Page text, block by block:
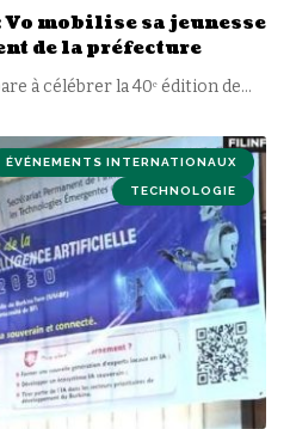
mobilise sa jeunesse
de la préfecture
à célébrer la 40ᵉ édition de…
ÉVÉNEMENTS INTERNATIONAUX
TECHNOLOGIE